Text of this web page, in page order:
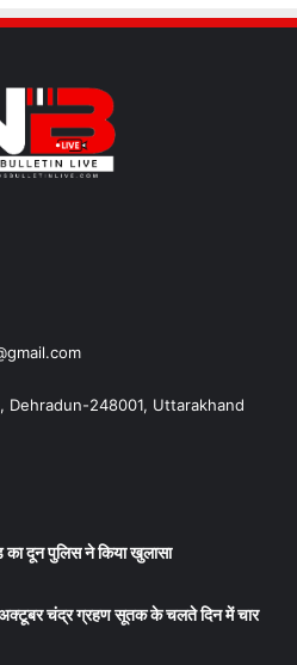
Dehradun-248001, Uttarakhand
का दून पुलिस ने किया खुलासा
अक्टूबर चंद्र ग्रहण सूतक के चलते दिन में चार